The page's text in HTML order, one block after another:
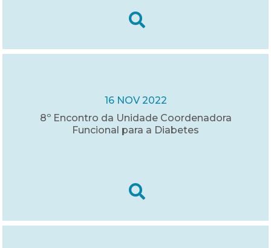
16 NOV 2022
8º Encontro da Unidade Coordenadora
Funcional para a Diabetes